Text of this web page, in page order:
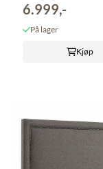
6.999,-
På lager
Kjøp